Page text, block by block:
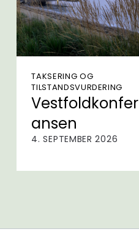
TAKSERING OG
TILSTANDSVURDERING
Vestfoldkonfer
ansen
4. SEPTEMBER 2026